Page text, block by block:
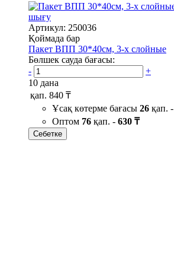
шығу
Артикул: 250036
Қоймада бар
Пакет ВПП 30*40см, 3-х слойные
Бөлшек сауда бағасы:
-
+
10 дана
қап. 840 ₸
Ұсақ көтерме бағасы 26 қап. -
Оптом 76 қап. - 630 ₸
Себетке